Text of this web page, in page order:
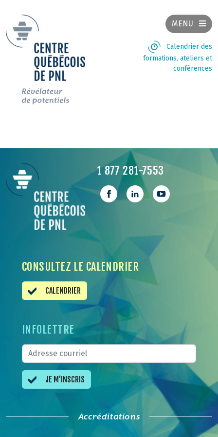
MENU
Calendrier des
formations, ateliers et
conférences
1 877 281-7553
CONSULTEZ LE CALENDRIER
CALENDRIER
INFOLETTRE
JE M'INSCRIS
Accréditations